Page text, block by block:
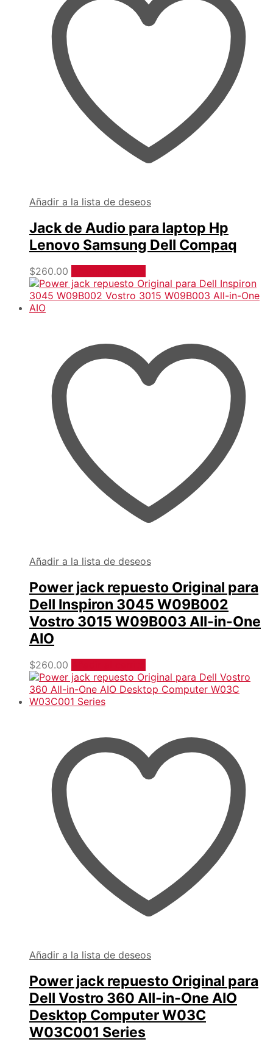
Añadir a la lista de deseos
Jack de Audio para laptop Hp
Lenovo Samsung Dell Compaq
$260.00
Añadir a la lista de deseos
Power jack repuesto Original para
Dell Inspiron 3045 W09B002
Vostro 3015 W09B003 All-in-One
AIO
$260.00
Añadir a la lista de deseos
Power jack repuesto Original para
Dell Vostro 360 All-in-One AIO
Desktop Computer W03C
W03C001 Series